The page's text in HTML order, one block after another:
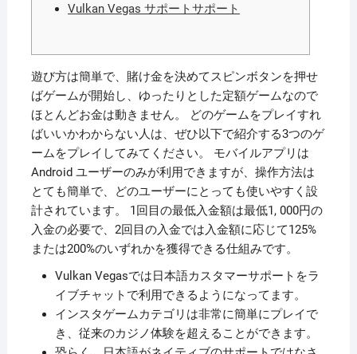
Vulkan Vegas サポートサポート
遊び方は簡単で、賭け金を決めてスピンボタンを押せ
ばゲームが開始し、ゆったりとした定額ゲームなので
ほとんどお金は動きません。 どのゲームをプレイすれ
ばいいかわからない人は、ぜひ以下で紹介する3つのゲ
ームをプレイしてみてください。 モバイルアプリは
Android ユーザーのみが利用できますが、操作方法は
とても簡単で、どのユーザーにとっても使いやすく設
計されています。 1回目の最低入金額は最低1, 000円の
入金の必要で、2回目の入金では入金額に応じて125%
または200%のいずれかを獲得できる仕組みです。
Vulkan Vegasでは日本語カスタマーサポートをラ
イブチャットで利用できるようになってます。
インスタゲームカテゴリは非常に簡単にプレイで
き、従来のカジノ体験を超えることができます。